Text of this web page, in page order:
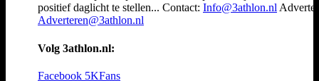
positief daglicht te stellen... Contact: Info@3athlon.nl
Adverteren@3athlon.nl
Volg 3athlon.nl:
Facebook 5KFans